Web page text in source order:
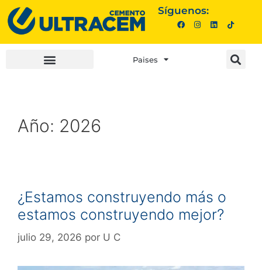
Síguenos:
Paises
Año: 2026
¿Estamos construyendo más o
estamos construyendo mejor?
julio 29, 2026 por U C